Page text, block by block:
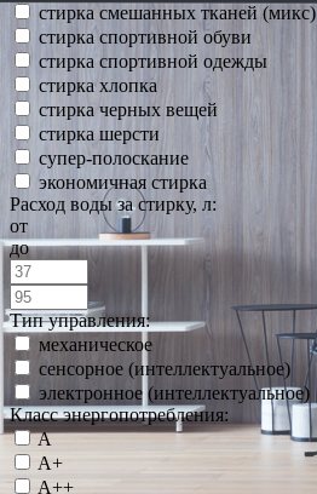
стирка смешанных тканей (микс)
стирка спортивной обуви
стирка спортивной одежды
стирка хлопка
стирка черных вещей
стирка шерсти
супер-полоскание
экономичная стирка
Расход воды за стирку, л:
от
до
Тип управления:
механическое
сенсорное (интеллектуальное)
электронное (интеллектуальное)
Класс энергопотребления:
A
A+
A++